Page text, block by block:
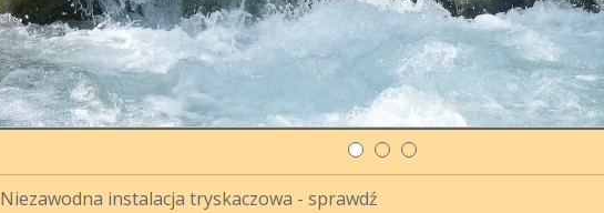
Niezawodna instalacja tryskaczowa - sprawdź